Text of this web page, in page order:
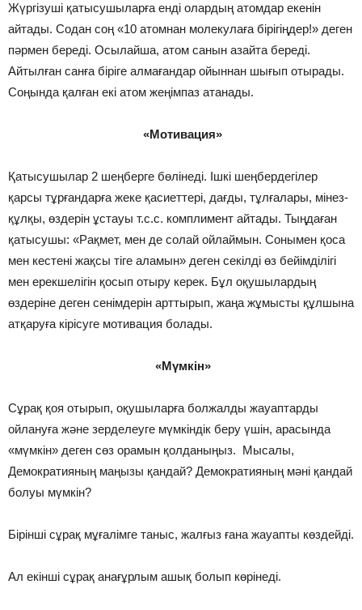
Жүргізуші қатысушыларға енді олардың атомдар екенін
айтады. Содан соң «10 атомнан молекулаға бірігіңдер!» деген
пәрмен береді. Осылайша, атом санын азайта береді.
Айтылған санға біріге алмағандар ойыннан шығып отырады.
Соңында қалған екі атом жеңімпаз атанады.
«Мотивация»
Қатысушылар 2 шеңберге бөлінеді. Ішкі шеңбердегілер
қарсы тұрғандарға жеке қасиеттері, дағды, тұлғалары, мінез-
құлқы, өздерін ұстауы т.с.с. комплимент айтады. Тыңдаған
қатысушы: «Рақмет, мен де солай ойлаймын. Сонымен қоса
мен кестені жақсы тіге аламын» деген секілді өз бейімділігі
мен ерекшелігін қосып отыру керек. Бұл оқушылардың
өздеріне деген сенімдерін арттырып, жаңа жұмысты құлшына
атқаруға кірісуге мотивация болады.
«Мүмкін»
Сұрақ қоя отырып, оқушыларға болжалды жауаптарды
ойлануға және зерделеуге мүмкіндік беру үшін, арасында
«мүмкін» деген сөз орамын қолданыңыз. Мысалы,
Демократияның маңызы қандай? Демократияның мәні қандай
болуы мүмкін?
Бірінші сұрақ мұғалімге таныс, жалғыз ғана жауапты көздейді.
Ал екінші сұрақ анағұрлым ашық болып көрінеді.